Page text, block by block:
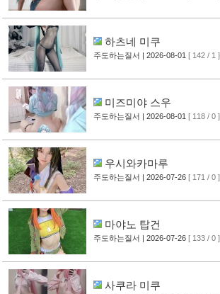
하츠네 미쿠
주도하는질서 | 2026-08-01 [ 142 / 1 ]
미즈미야 스우
주도하는질서 | 2026-08-01 [ 118 / 0 ]
우시와카마루
주도하는질서 | 2026-07-26 [ 171 / 0 ]
마야노 탑건
주도하는질서 | 2026-07-26 [ 133 / 0 ]
사쿠라 미쿠